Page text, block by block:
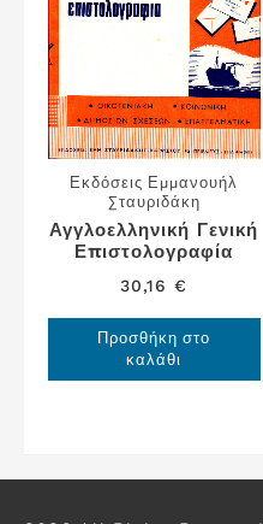
Εκδόσεις Εμμανουήλ
Σταυριδάκη
Αγγλοελληνική Γενική
Επιστολογραφία
30,16€
Προσθήκη στο
καλάθι